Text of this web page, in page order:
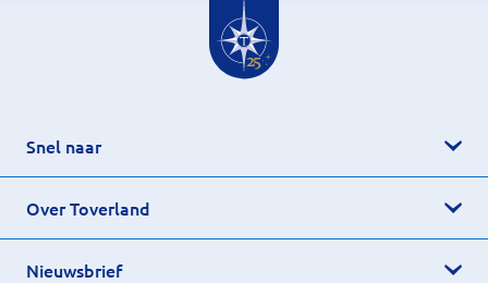
Snel naar
Over Toverland
Nieuwsbrief